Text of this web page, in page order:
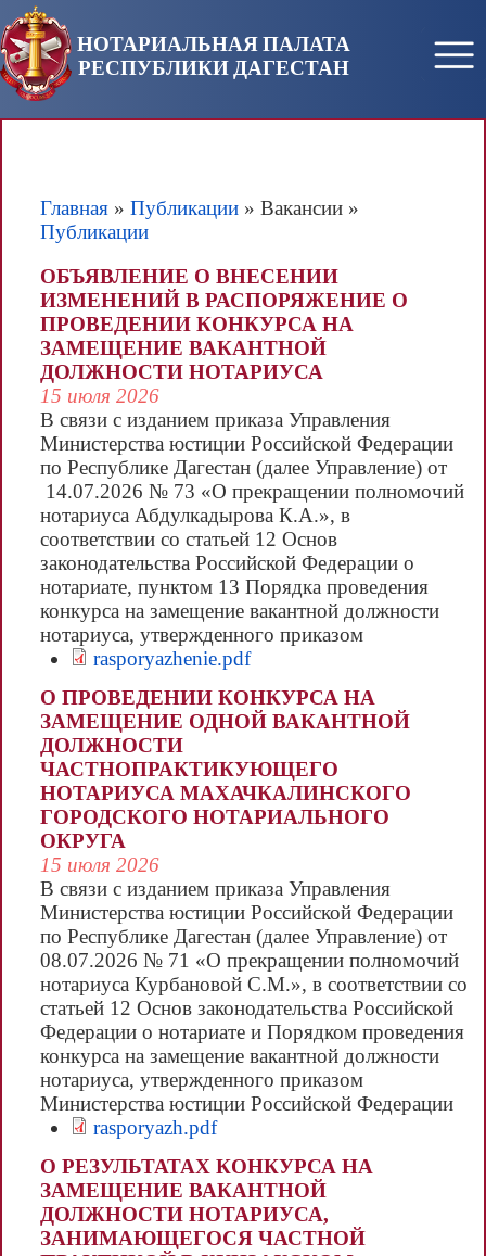
Перейти к основному содержанию
НОТАРИАЛЬНАЯ ПАЛАТА
РЕСПУБЛИКИ ДАГЕСТАН
Вы здесь
Главная » Публикации » Вакансии »
Публикации
ОБЪЯВЛЕНИЕ О ВНЕСЕНИИ
ИЗМЕНЕНИЙ В РАСПОРЯЖЕНИЕ О
ПРОВЕДЕНИИ КОНКУРСА НА
ЗАМЕЩЕНИЕ ВАКАНТНОЙ
ДОЛЖНОСТИ НОТАРИУСА
15 июля 2026
В связи с изданием приказа Управления
Министерства юстиции Российской Федерации
по Республике Дагестан (далее Управление) от
14.07.2026 № 73 «О прекращении полномочий
нотариуса Абдулкадырова К.А.», в
соответствии со статьей 12 Основ
законодательства Российской Федерации о
нотариате, пунктом 13 Порядка проведения
конкурса на замещение вакантной должности
нотариуса, утвержденного приказом
Министерства юстиции Российской Федерации
Управления «О внесении изменений в
распоряжение Управления Минюста России по
Республике Дагестан от 15.07.2026 № 513-р
«Об...
rasporyazhenie.pdf
О ПРОВЕДЕНИИ КОНКУРСА НА
ЗАМЕЩЕНИЕ ОДНОЙ ВАКАНТНОЙ
ДОЛЖНОСТИ
ЧАСТНОПРАКТИКУЮЩЕГО
НОТАРИУСА МАХАЧКАЛИНСКОГО
ГОРОДСКОГО НОТАРИАЛЬНОГО
ОКРУГА
15 июля 2026
В связи с изданием приказа Управления
Министерства юстиции Российской Федерации
по Республике Дагестан (далее Управление) от
08.07.2026 № 71 «О прекращении полномочий
нотариуса Курбановой С.М.», в соответствии со
статьей 12 Основ законодательства Российской
Федерации о нотариате и Порядком проведения
конкурса на замещение вакантной должности
нотариуса, утвержденного приказом
Министерства юстиции Российской Федерации
от 30.03.2018 № 63, распоряжением
конкурс на замещение на замещение одной
вакантной должности частнопрактикующего
нотариуса...
rasporyazh.pdf
О РЕЗУЛЬТАТАХ КОНКУРСА НА
ЗАМЕЩЕНИЕ ВАКАНТНОЙ
ДОЛЖНОСТИ НОТАРИУСА,
ЗАНИМАЮЩЕГОСЯ ЧАСТНОЙ